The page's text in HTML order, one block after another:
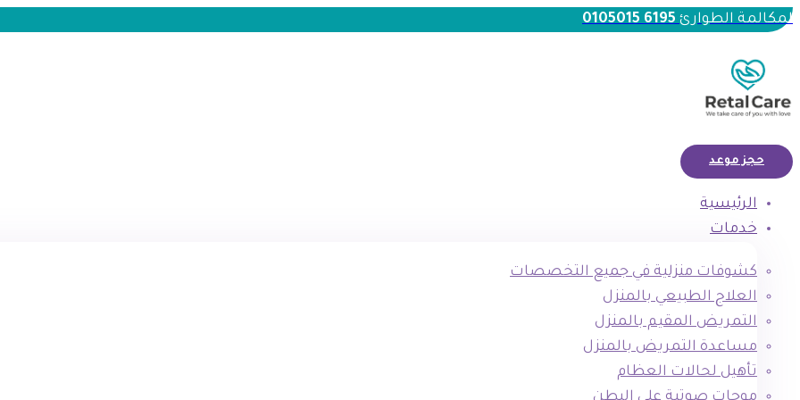
لمكالمة الطوارئ6195 0105015
حجز موعد
الرئيسية
خدمات
كشوفات منزلية في جميع التخصصات
العلاج الطبيعي بالمنزل
التمريض المقيم بالمنزل
مساعدة التمريض بالمنزل
تأهيل لحالات العظام